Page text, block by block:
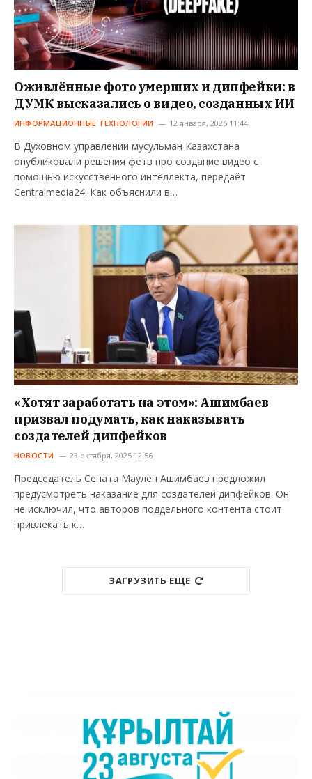
Оживлённые фото умерших и дипфейки: в
ДУМК высказались о видео, созданных ИИ
ИНФОРМАЦИОННЫЕ ТЕХНОЛОГИИ 12 января, 2026 11:44
В Духовном управлении мусульман Казахстана
опубликовали решения фетв про создание видео с
помощью искусственного интеллекта, передаёт
Centralmedia24. Как объяснили в…
«Хотят заработать на этом»: Ашимбаев
призвал подумать, как наказывать
создателей дипфейков
НОВОСТИ 23 октября, 2025 12:56
Председатель Сената Маулен Ашимбаев предложил
предусмотреть наказание для создателей дипфейков. Он
не исключил, что авторов поддельного контента стоит
привлекать к…
ЗАГРУЗИТЬ ЕЩЕ